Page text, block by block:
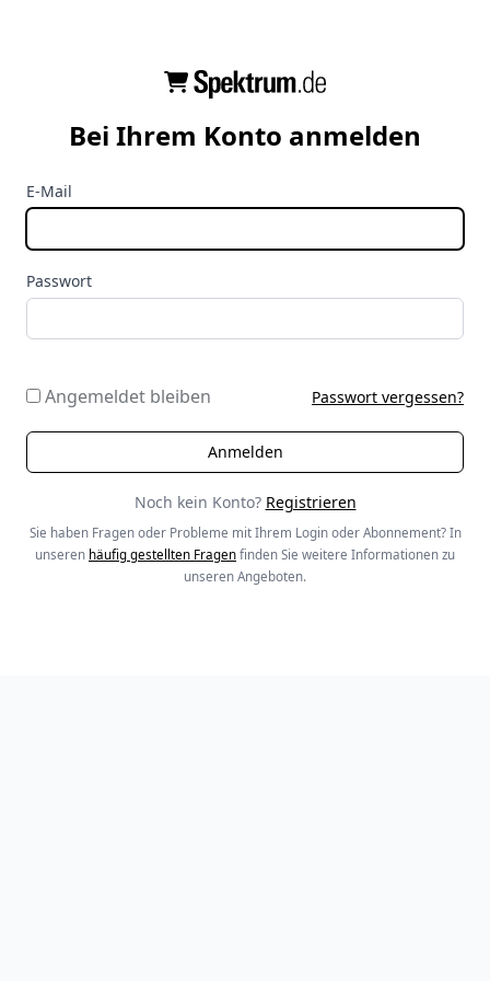
Bei Ihrem Konto anmelden
E-Mail
Passwort
Angemeldet bleiben Passwort vergessen?
Noch kein Konto? Registrieren
Sie haben Fragen oder Probleme mit Ihrem Login oder Abonnement? In
unseren häufig gestellten Fragen finden Sie weitere Informationen zu
unseren Angeboten.